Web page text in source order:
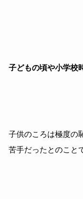
子どもの頃や小学校
子供のころは極度の
苦手だったとのこと